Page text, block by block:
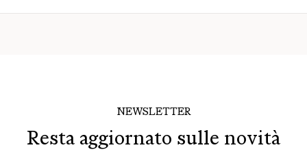
NEWSLETTER
Resta aggiornato sulle novità